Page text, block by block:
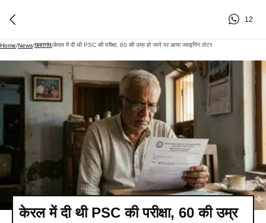
12
Home/News/खबरगांव/केरल में दी थी PSC की परीक्षा, 60 की उम्र हो जाने पर आया ज्वाइनिंग लेटर
केरल में दी थी PSC की परीक्षा, 60 की उम्र